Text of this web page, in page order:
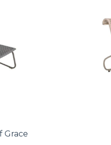
Grace